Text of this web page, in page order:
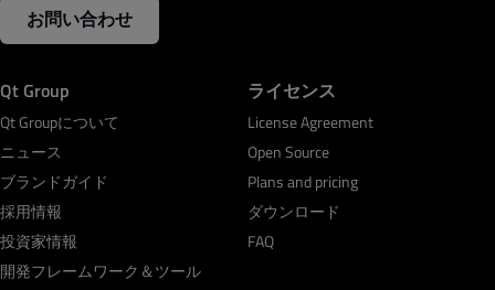
お問い合わせ
Qt Group
Qt Groupについて
ニュース
ブランドガイド
採用情報
投資家情報
開発フレームワーク＆ツール
ライセンス
License Agreement
Open Source
Plans and pricing
ダウンロード
FAQ